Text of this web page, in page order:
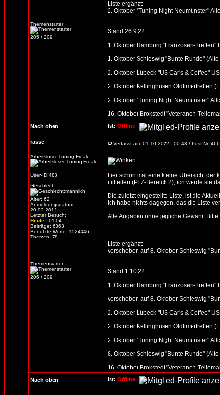
Themenstarter
205 / 209
Liste ergänzt:
2. Oktober "Tuning Night Neumünster"
Stand 26.9.22
1. Oktober Hamburg "Franzosen-
1. Oktober Schleswig "Bunte Runde"
2. Oktober Lübeck "US Car's & Coffee"
2. Oktober Kellinghusen Oldtimertreffen
2. Oktober "Tuning Night Neumünster"
16. Oktober Brokstedt "Veteranen-
Nach oben Ist: Offline
rasse
Arbeitsloser Tuning Freak
User-ID:483
Geschlecht:
Alter: 62
Anmeldungsdatum:
20.02.2012
Letzter Besuch:
Heute - 01:04
Beiträge: 6363
Benutzte Worte: 1524346
Themen: 78
Themenstarter
206 / 209
Verfasst am: 01.10.2022 - 00:43 / Post Nr.
hier schon mal eine kleine Übersicht der
mitteilen (PLZ-Bereich 2), ich werde sie
Die zuletzt eingestellte Liste, ist die
Ich habe nichts dagegen, das die Liste
Alle Angaben ohne jegliche Gewähr.
Liste ergänzt:
verschoben auf 8. Oktober Schleswig
Stand 1.10.22
1. Oktober Hamburg "Franzosen-
verschoben auf 8. Oktober Schleswig
2. Oktober Lübeck "US Car's & Coffee"
2. Oktober Kellinghusen Oldtimertreffen
2. Oktober "Tuning Night Neumünster"
8. Oktober Schleswig "Bunte Runde"
16. Oktober Brokstedt "Veteranen-
Nach oben Ist: Offline